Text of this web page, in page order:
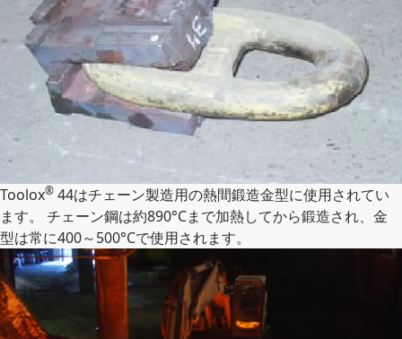
Toolox® 44はチェーン製造用の熱間鍛造金型に使用されてい
ます。 チェーン鋼は約890°Cまで加熱してから鍛造され、金
型は常に400～500°Cで使用されます。